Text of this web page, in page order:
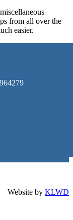
from all over the
easier.
Website by KLWD